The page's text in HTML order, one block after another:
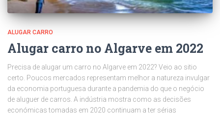
ALUGAR CARRO
Alugar carro no Algarve em 2022
Precisa de alugar um carro no Algarve em 2022? Veio ao sitio
certo. Poucos mercados representam melhor a natureza invulgar
da economia portuguesa durante a pandemia do que o negócio
de aluguer de carros. A indústria mostra como as decisões
económicas tomadas em 2020 continuam a ter sérias